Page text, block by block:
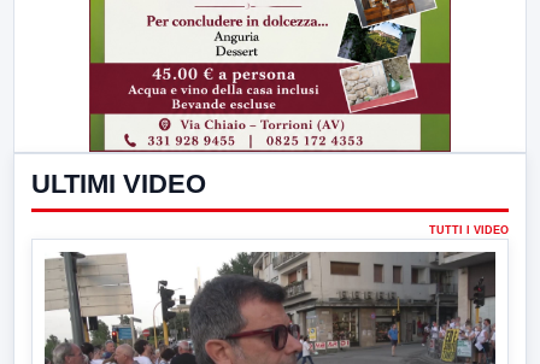
ULTIMI VIDEO
TUTTI I VIDEO